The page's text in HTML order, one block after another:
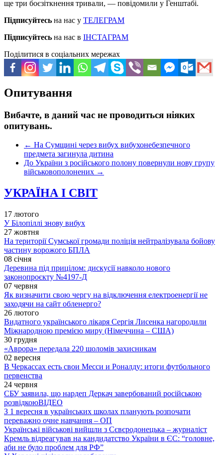
ще три боєзіткнення тривали, — повідомили у Генштабі.
Підписуйтесь на нас у ТЕЛЕГРАМ
Підписуйтесь на нас в ІНСТАГРАМ
Поділитися в соціальних мережах
Опитування
Вибачте, в даний час не проводиться ніяких
опитувань.
← На Сумщині через вибух вибухонебезпечного
предмета загинула дитина
До України з російського полону повернули нову групу
військовополонених →
УКРАЇНА І СВІТ
17 лютого
У Білопіллі знову вибух
27 жовтня
На території Сумської громади поліція нейтралізувала бойову
частину ворожого БПЛА
08 січня
Деревина під прицілом: дискусії навколо нового
законопроєкту №4197-Д
07 червня
Як визначити свою чергу на відключення електроенергії не
заходячи на сайт обленерго?
26 лютого
Видатного українського лікаря Сергія Лисенка нагородили
Міжнародною премією миру (Німеччина – США)
30 грудня
«Аврора» передала 220 шоломів захисникам
02 вересня
В Черкассах есть свои Месси и Роналду: итоги футбольного
первенства
24 червня
СБУ заявила, що нардеп Деркач завербований російською
розвідкоюВІДЕО
З 1 вересня в українських школах планують розпочати
переважно очне навчання – ОП
Українські військові вийшли з Сєвєродонецька – журналіст
Кремль відреагував на кандидатство України в ЄС: “головне,
аби не було проблем для РФ”